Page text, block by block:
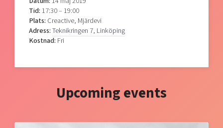
Tid: 17:30 – 19:00
Plats: Creactive, Mjärdevi
Adress:Teknikringen 7, Linköping
Kostnad: Fri
Upcoming events